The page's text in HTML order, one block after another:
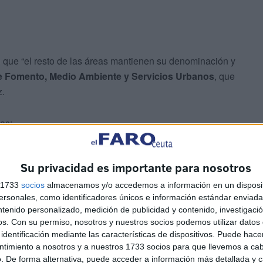
Su privacidad es importante para nosotros
socios almacenamos y/o accedemos a información en un
como identificadores únicos e información estándar
personalizado, medición de publicidad y contenido,
Con su permiso, nosotros y nuestros socios podemos utilizar datos
mediante las características de dispositivos. Puede
a nosotros y a nuestros 1733 socios para que llevemos a
De forma alternativa, puede acceder a información más detallada y
“el resto de las áreas mantienen su denominación y
Fomento, Medio Ambiente y Servicios Urbanos, que
profesional y personal. “Además de ser amigo y
de que con su incorporación el Gobierno dará
Servicios Urbanos y Vivienda, que centrará su
y la ejecución delPlan de Inversiones de la Ciudad.